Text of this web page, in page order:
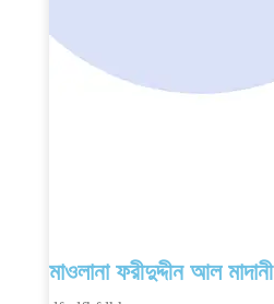
মাওলানা ফরীদুদ্দীন আল মাদানী